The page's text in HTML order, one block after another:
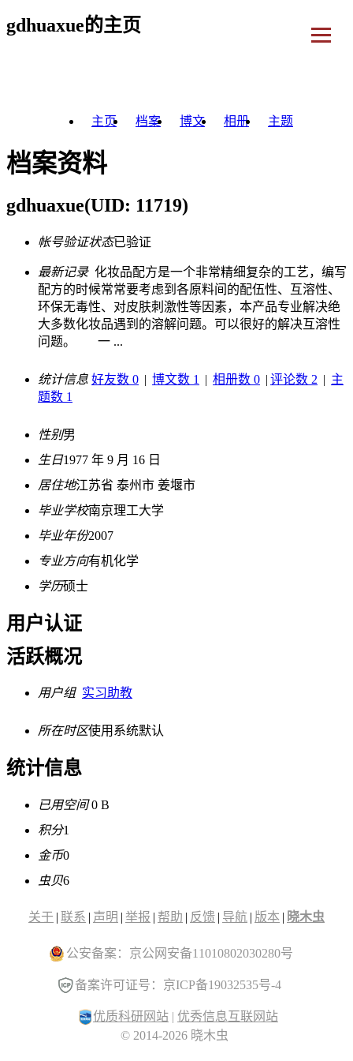
gdhuaxue的主页
主页 档案 博文 相册 主题
档案资料
gdhuaxue(UID: 11719)
帐号验证状态已验证
最新记录 化妆品配方是一个非常精细复杂的工艺，编写
配方的时候常常要考虑到各原料间的配伍性、互溶性、
环保无毒性、对皮肤刺激性等因素，本产品专业解决绝
大多数化妆品遇到的溶解问题。可以很好的解决互溶性
问题。 一 ...
统计信息 好友数 0 | 博文数 1 | 相册数 0 | 评论数 2 | 主
题数 1
性别男
生日1977 年 9 月 16 日
居住地江苏省 泰州市 姜堰市
毕业学校南京理工大学
毕业年份2007
专业方向有机化学
学历硕士
用户认证
活跃概况
用户组 实习助教
所在时区使用系统默认
统计信息
已用空间0 B
积分1
金币0
虫贝6
关于 | 联系 | 声明 | 举报 | 帮助 | 反馈 | 导航 | 版本 | 晓木虫
公安备案：京公网安备11010802030280号
备案许可证号：京ICP备19032535号-4
优质科研网站 | 优秀信息互联网站
© 2014-2026 晓木虫